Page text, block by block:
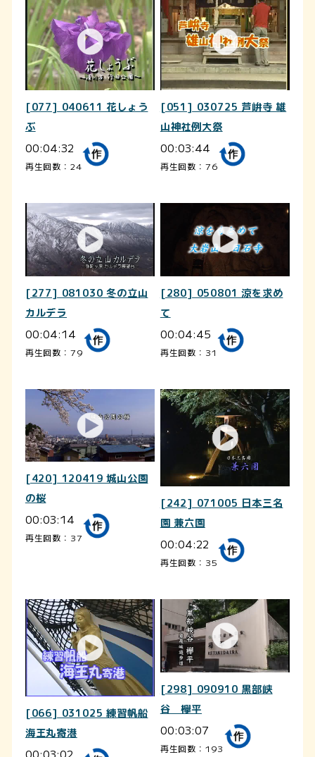
[077] 040611 花しょう
ぶ
00:04:32
再生回数：24
[051] 030725 芦峅寺 雄
山神社例大祭
00:03:44
再生回数：76
[277] 081030 冬の立山
カルデラ
00:04:14
再生回数：79
[280] 050801 涼を求め
て
00:04:45
再生回数：31
[420] 120419 城山公園
の桜
00:03:14
再生回数：37
[242] 071005 日本三名
園 兼六園
00:04:22
再生回数：35
[066] 031025 練習帆船
海王丸寄港
00:03:02
[298] 090910 黒部峡
谷 欅平
00:03:07
再生回数：193